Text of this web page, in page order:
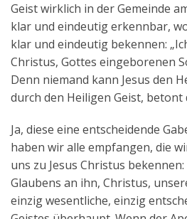
Geist wirklich in der Gemeinde
klar und eindeutig erkennbar,
klar und eindeutig bekennen:
Christus, Gottes eingeborenen
Denn niemand kann Jesus den
durch den Heiligen Geist, betont
Ja, diese eine entscheidende
haben wir alle empfangen, die
uns zu Jesus Christus bekennen:
Glaubens an ihn, Christus,
einzig wesentliche, einzig